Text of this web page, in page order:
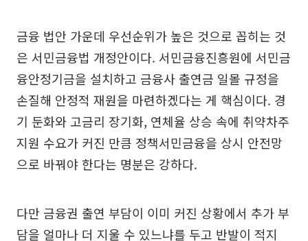
금융 법안 가운데 우선순위가 높은 것으로 꼽히는 것
은 서민금융법 개정안이다. 서민금융진흥원에 서민금
융안정기금을 설치하고 금융사 출연금 일몰 규정을
손질해 안정적 재원을 마련하겠다는 게 핵심이다. 경
기 둔화와 고금리 장기화, 연체율 상승 속에 취약차주
지원 수요가 커진 만큼 정책서민금융을 상시 안전망
으로 바꿔야 한다는 명분은 강하다.
다만 금융권 출연 부담이 이미 커진 상황에서 추가 부
담을 얼마나 더 지울 수 있느냐를 두고 반발이 적지